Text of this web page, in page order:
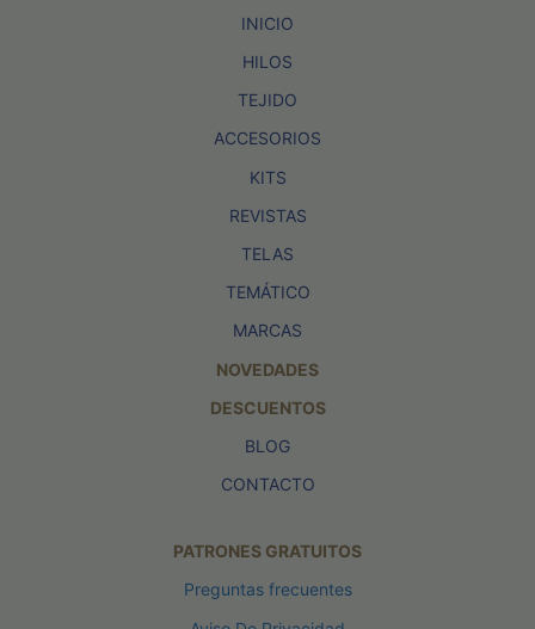
INICIO
HILOS
TEJIDO
ACCESORIOS
KITS
REVISTAS
TELAS
TEMÁTICO
MARCAS
NOVEDADES
DESCUENTOS
BLOG
CONTACTO
PATRONES GRATUITOS
Preguntas frecuentes